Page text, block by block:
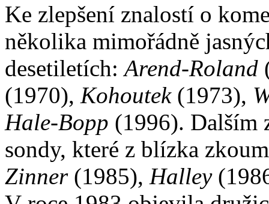
Ke zlepšení znalostí o
několika mimořádně
desetiletích:Arend-Roland
(1970), Kohoutek(1973),
Hale-Bopp (1996). Dalším
sondy, které z blízka
Zinner(1985), Halley